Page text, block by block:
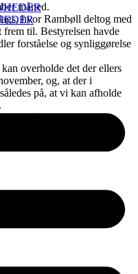
måned.
hvor Rambøll deltog med
til. Bestyrelsen havde
forståelse og synliggørelse
overholde det der ellers
og, at der i
på, at vi kan afholde
vil så være, at der kan
generalforsamling.
af affald som
hentes, hvor meget der
kan der findes svar her: